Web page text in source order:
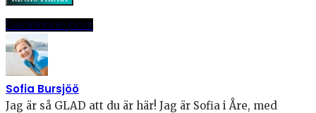
DelaPinnaE-post
Sofia Bursjöö
Jag är så GLAD att du är här! Jag är Sofia i Åre, med